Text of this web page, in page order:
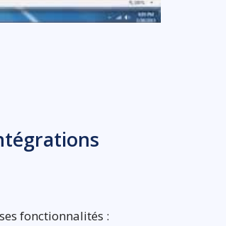
fonctionnalités :